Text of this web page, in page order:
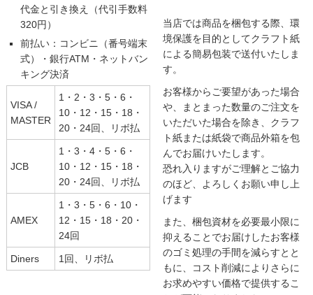
代金と引き換え（代引手数料
320円）
前払い：コンビニ（番号端末
式）・銀行ATM・ネットバン
キング決済
VISA /
MASTER
1・2・3・5・6・
10・12・15・18・
20・24回、リボ払
JCB
1・3・4・5・6・
10・12・15・18・
20・24回、リボ払
AMEX
1・3・5・6・10・
12・15・18・20・
24回
Diners 1回、リボ払
当店では商品を梱包する際、環
境保護を目的としてクラフト紙
による簡易包装で送付いたしま
す。
お客様からご要望があった場合
や、まとまった数量のご注文を
いただいた場合を除き、クラフ
ト紙または紙袋で商品外箱を包
んでお届けいたします。
恐れ入りますがご理解とご協力
のほど、よろしくお願い申し上
げます
また、梱包資材を必要最小限に
抑えることでお届けしたお客様
のゴミ処理の手間を減らすとと
もに、コスト削減によりさらに
お求めやすい価格で提供するこ